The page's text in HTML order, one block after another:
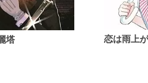
塔